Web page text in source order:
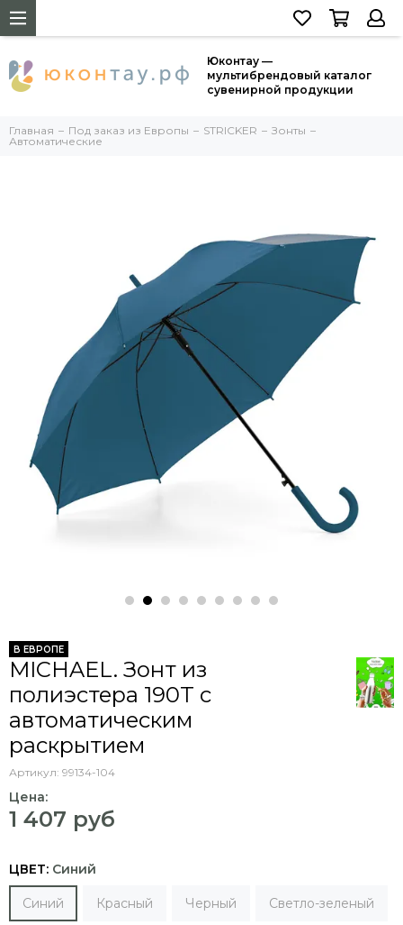
Юконтау —
мультибрендовый каталог
сувенирной продукции
Главная Под заказ из Европы STRICKER
Зонты
Автоматические
В ЕВРОПЕ
MICHAEL. Зонт из
полиэстера 190T с
автоматическим
раскрытием
Артикул: 99134-104
Цена:
1 407 руб
ЦВЕТ: Синий
Синий Красный Черный Светло-зеленый